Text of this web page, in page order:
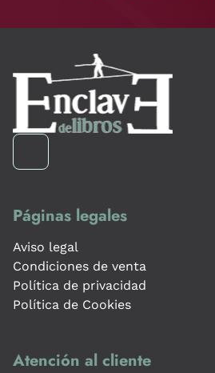
Páginas legales
Aviso legal
Condiciones de venta
Política de privacidad
Política de Cookies
Atención al cliente